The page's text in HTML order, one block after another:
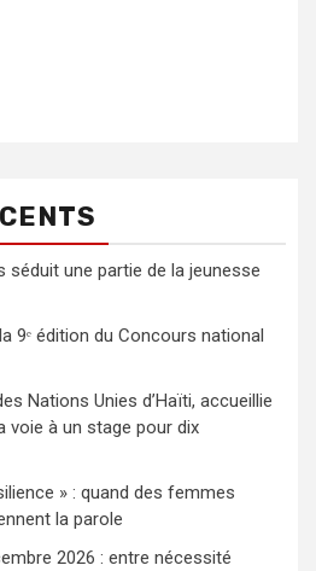
séduit une partie de la jeunesse
9ᵉ édition du Concours national
Nations Unies d’Haïti, accueillie
voie à un stage pour dix
» : quand des femmes
la parole
2026 : entre nécessité